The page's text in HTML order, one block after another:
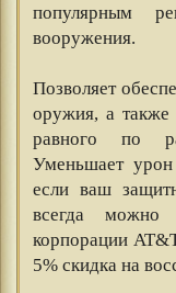
популярным
вооружения.
Позволяет
оружия, а также
равного по
Уменьшает
если ваш
всегда можно
корпорации
5% скидка на